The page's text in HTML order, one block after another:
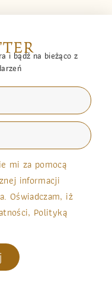
i bądź na bieżąco z
mi za pomocą
informacji
Oświadczam, iż
Polityką